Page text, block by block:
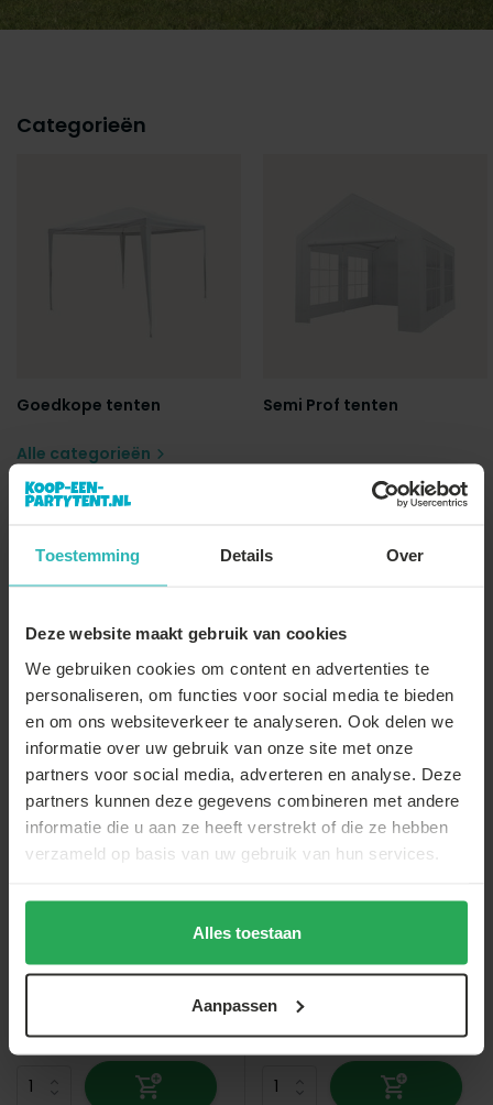
Toestemming Details Over
Deze website maakt gebruik van cookies
We gebruiken cookies om content en advertenties te
personaliseren, om functies voor social media te bieden
en om ons websiteverkeer te analyseren. Ook delen we
informatie over uw gebruik van onze site met onze
partners voor social media, adverteren en analyse. Deze
partners kunnen deze gegevens combineren met andere
informatie die u aan ze heeft verstrekt of die ze hebben
verzameld op basis van uw gebruik van hun services.
Alles toestaan
Aanpassen
Categorieën
Goedkope tenten Semi Prof tenten
Alle categorieën
Populaire producten
Lizzely Garden & Living
Easy up 3x6m zwart
semi prof partytent
Op voorraad
Op voorraad - Vóór 21:00
besteld, morgen geleverd!*
Lizzely Garden & Living
Easy up 3x4,5m grijs
semi prof partytent
opvouwbaar
Op voorraad - Vóór 16:00
besteld, morgen geleverd!*